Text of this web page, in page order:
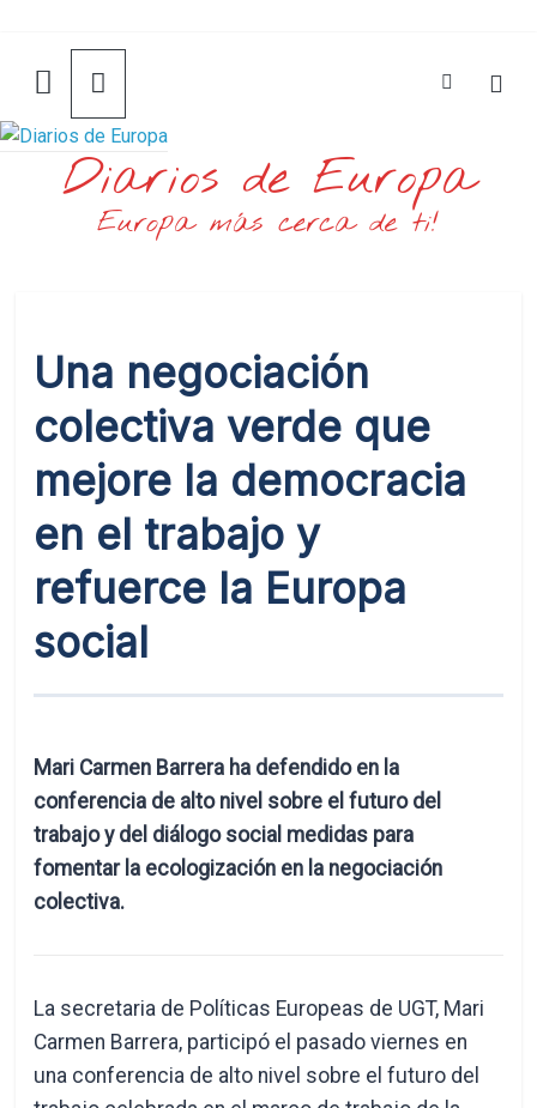
contenido
Diarios de Europa
Europa más cerca de ti!
Una negociación
colectiva verde que
mejore la democracia
en el trabajo y
refuerce la Europa
social
Mari Carmen Barrera ha defendido en la
conferencia de alto nivel sobre el futuro del
trabajo y del diálogo social medidas para
fomentar la ecologización en la negociación
colectiva.
La secretaria de Políticas Europeas de UGT, Mari
Carmen Barrera, participó el pasado viernes en
una conferencia de alto nivel sobre el futuro del